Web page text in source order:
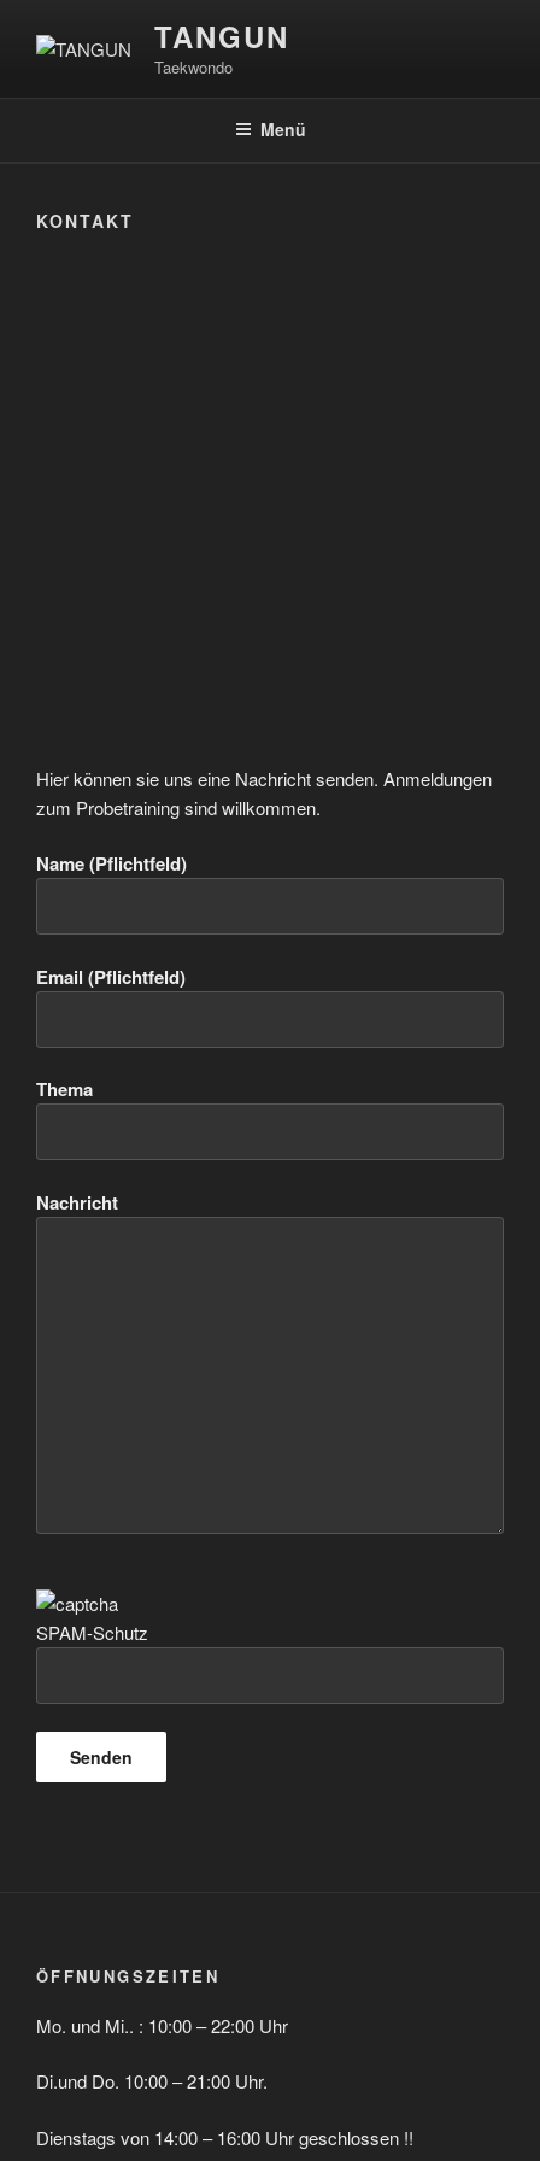
Inhalt
TANGUN
Taekwondo
Menü
KONTAKT
Hier können sie uns eine Nachricht senden. Anmeldungen
zum Probetraining sind willkommen.
Name (Pflichtfeld)
Email (Pflichtfeld)
Thema
Nachricht
SPAM-Schutz
ÖFFNUNGSZEITEN
Mo. und Mi.. : 10:00 – 22:00 Uhr
Di.und Do. 10:00 – 21:00 Uhr.
Dienstags von 14:00 – 16:00 Uhr geschlossen !!